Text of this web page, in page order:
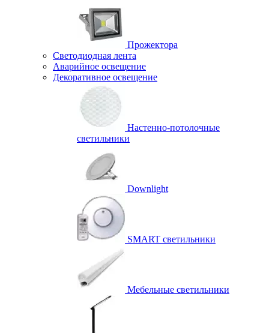
Прожектора
Светодиодная лента
Аварийное освещение
Декоративное освещение
Настенно-потолочные
светильники
Downlight
SMART светильники
Мебельные светильники